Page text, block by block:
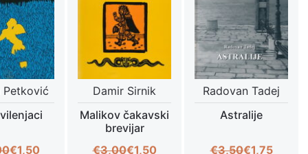
Petković
Izvorna
€1,50
Trenutna
Damir Sirnik
Malikov čakavski
brevijar
€3,00Izvorna
€1,50
Trenutna
Radovan Tadej
Astralije
€3,50Izvorna
€1,75
Trenutna